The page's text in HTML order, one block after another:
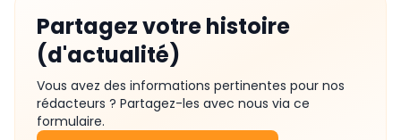
Partagez votre histoire
(d'actualité)
Vous avez des informations pertinentes pour nos
rédacteurs ? Partagez-les avec nous via ce
formulaire.